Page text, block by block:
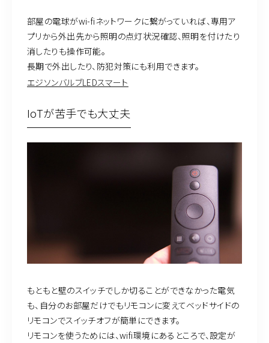
部屋の電球がwi-fiネットワークに繋がっていれば、専用ア
プリから外出先から照明の点灯状況確認、照明を付けたり
消したりも操作可能。
長期で外出したり、防犯対策にも利用できます。
エジソンバルブLEDスマート
IoTが苦手でも大丈夫
もともと壁のスイッチでしか切ることができなかった電気
も、自分のお部屋だけでもリモコンに変えてベッドサイドの
リモコンでスイッチオフが簡単にできます。
リモコンを使うためには、wifi環境にあるところで、設定が